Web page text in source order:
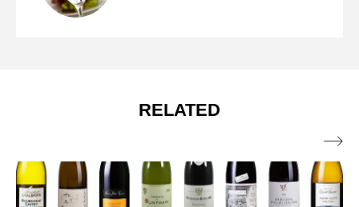
2025.04.01
マガジン読者限定ご招待
イス氏来日記念ディナー」5種との極上ペ
RELATED
